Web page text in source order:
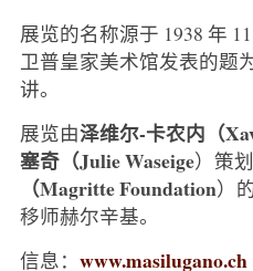
展览的名称源于 1938 年
卫普皇家美术馆发表的题
讲。
展览由泽维尔-卡农内（
塞奇（Julie Waseige）策
（Magritte Foundation）
移师赫尔辛基。
信息： www.masilugano.ch